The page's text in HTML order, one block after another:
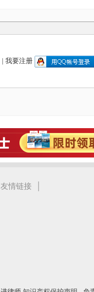
| 我要注册
友情链接 |